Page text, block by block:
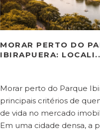
MORAR PERTO DO
IBIRAPUERA:
Morar perto do Parque
principais critérios de
de vida no mercado
Em uma cidade densa, a